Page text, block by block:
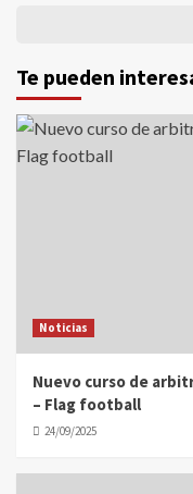
Te pueden
Noticias
Nuevo curso de
– Flag football
24/09/2025